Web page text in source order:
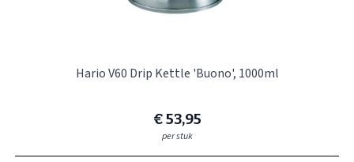
Hario V60 Drip Kettle 'Buono', 1000ml
€ 53,95
per stuk